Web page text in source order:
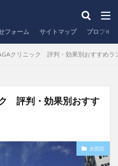
フォーム サイトマップ プロフィ
クリニック 評判・効果別おすすめラ
評判・効果別おすす
大田区